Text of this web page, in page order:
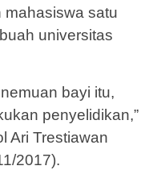
mahasiswa satu
universitas
bayi itu,
penyelidikan,”
Ari Trestiawan
2017).